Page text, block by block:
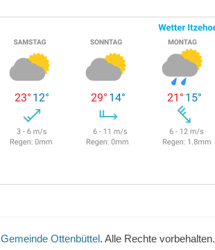
Gemeinde Ottenbüttel. Alle Rechte vorbehalten.